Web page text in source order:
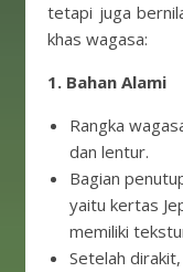
tetapi juga
khas wagasa:
1. Bahan Alami
Rangka
dan lentur.
Bagian
yaitu kertas
memiliki
Setelah